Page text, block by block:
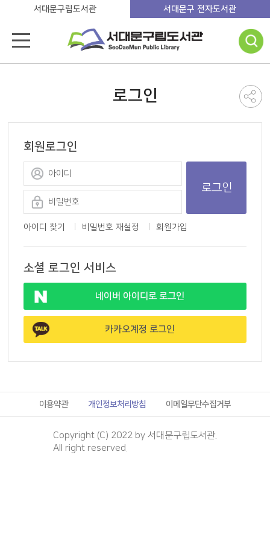
서대문구립도서관 서대문구 전자도서관
로그인
회원로그인
로그인
아이디 찾기 비밀번호 재설정 회원가입
소셜 로그인 서비스
네이버 아이디로 로그인
카카오계정 로그인
이용약관 개인정보처리방침 이메일무단수집거부
Copyright (C) 2022 by 서대문구립도서관.
All right reserved.